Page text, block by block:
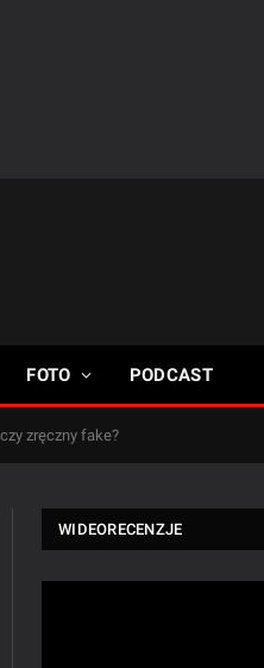
FOTO PODCAST
zręczny fake?
WIDEORECENZJE